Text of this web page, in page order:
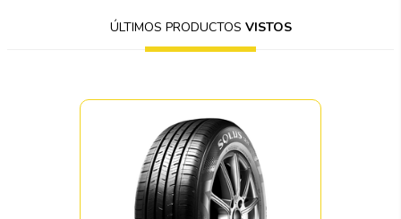
ÚLTIMOS PRODUCTOS VISTOS